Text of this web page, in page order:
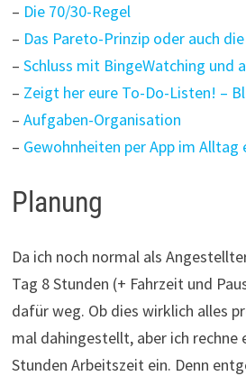
– Die 70/30-Regel
– Das Pareto-Prinzip oder auch
– Schluss mit BingeWatching und
– Zeigt her eure To-Do-Listen! –
– Aufgaben-Organisation
– Gewohnheiten per App im Alltag
Planung
Da ich noch normal als
Tag 8 Stunden (+ Fahrzeit und
dafür weg. Ob dies wirklich alles
mal dahingestellt, aber ich rechne
Stunden Arbeitszeit ein. Denn